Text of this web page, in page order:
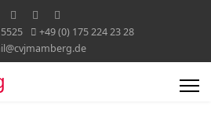
+49 (0) 175 224 23 28